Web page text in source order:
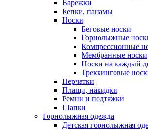
Варежки
Кепки, панамы
Носки
Беговые носки
Горнолыжные
Компрессионные
Мембранные носки
Носки на каждый
Треккинговые
Перчатки
Плащи, накидки
Ремни и подтяжки
Шапки
Горнолыжная одежда
Детская горнолыжная